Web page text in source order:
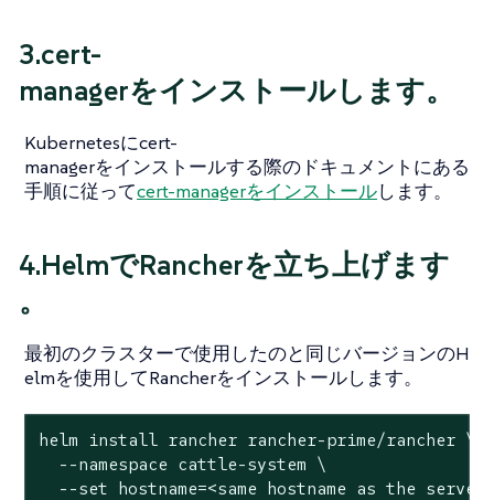
3.cert-
managerをインストールします。
Kubernetesにcert-
managerをインストールする際のドキュメントにある
手順に従ってcert-managerをインストールします。
4.HelmでRancherを立ち上げます
。
最初のクラスターで使用したのと同じバージョンのH
elmを使用してRancherをインストールします。
helm install rancher rancher-prime/rancher \
  --namespace cattle-system \
  --
set hostname=<same hostname as the